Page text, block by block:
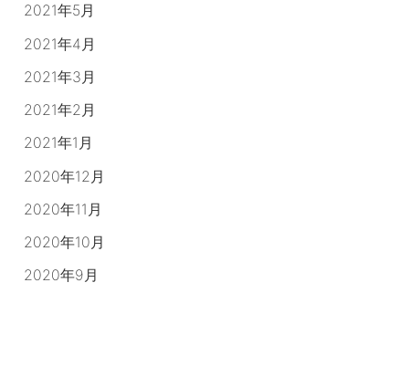
2021年5月
2021年4月
2021年3月
2021年2月
2021年1月
2020年12月
2020年11月
2020年10月
2020年9月